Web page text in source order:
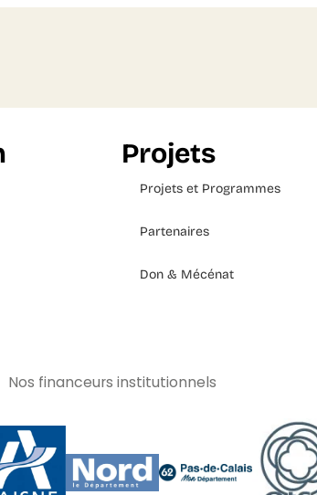
Projets
Projets et Programmes
Partenaires
Don & Mécénat
Nos financeurs institutionnels